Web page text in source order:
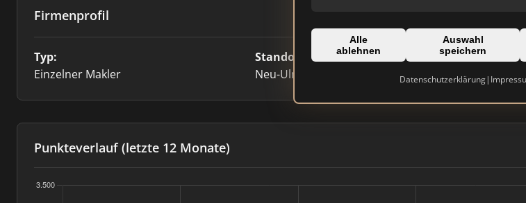
Alle
ablehnen
Auswahl
speichern
Datenschutzerklärung|
Firmenprofil
Typ:
Einzelner Makler
Standort:
Neu-Ulm
Domain:
Punkteverlauf (letzte 12 Monate)